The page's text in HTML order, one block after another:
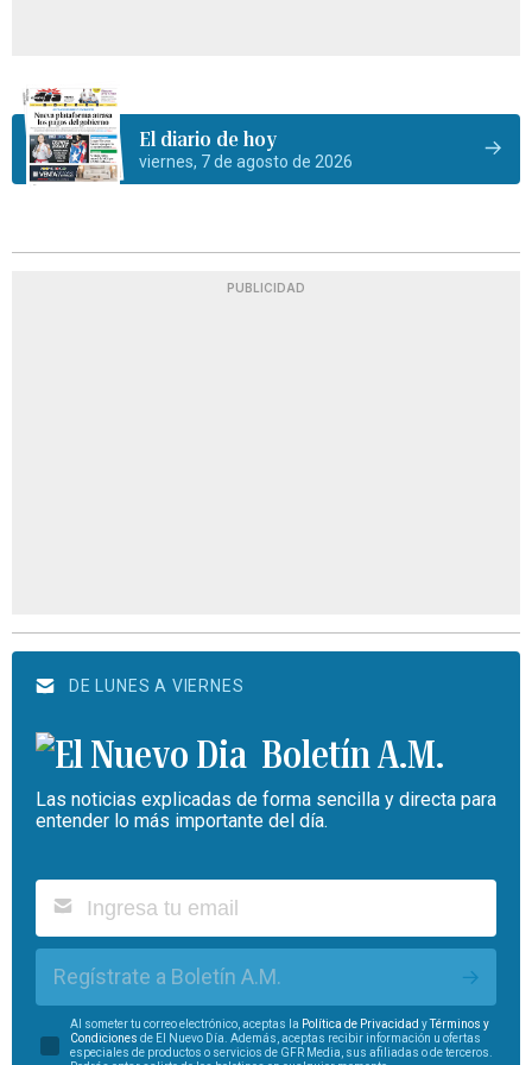
El diario de hoy
viernes, 7 de agosto de 2026
PUBLICIDAD
DE LUNES A VIERNES
Boletín A.M.
Las noticias explicadas de forma sencilla y directa para
entender lo más importante del día.
Regístrate a Boletín A.M.
Al someter tu correo electrónico, aceptas la Política de Privacidad yTérminos y
Condiciones de El Nuevo Día. Además, aceptas recibir información u ofertas
especiales de productos o servicios de GFR Media, sus afiliadas o de terceros.